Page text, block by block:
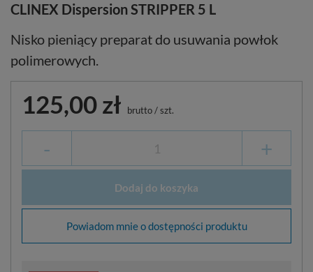
CLINEX Dispersion STRIPPER 5 L
Nisko pieniący preparat do usuwania powłok
polimerowych.
125,00 zł brutto/szt.
- +
Dodaj do koszyka
Powiadom mnie o dostępności produktu